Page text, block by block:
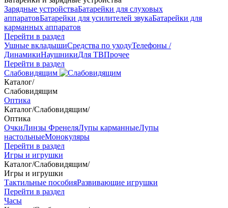
Зарядные устройстваБатарейки для слуховых
аппаратовБатарейки для усилителей звукаБатарейки для
карманных аппаратов
Перейти в раздел
Ушные вкладышиСредства по уходуТелефоны /
ДинамикиНаушникиДля ТВПрочее
Перейти в раздел
Слабовидящим
Каталог/
Слабовидящим
Оптика
Каталог/Слабовидящим/
Оптика
ОчкиЛинзы ФренеляЛупы карманныеЛупы
настольныеМонокуляры
Перейти в раздел
Игры и игрушки
Каталог/Слабовидящим/
Игры и игрушки
Тактильные пособияРазвивающие игрушки
Перейти в раздел
Часы